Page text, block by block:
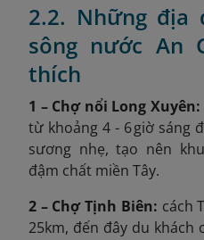
2.2. Những địa
sông nước An
thích
1 – Chợ nổi Long Xuyên:
từ khoảng 4 - 6 giờ sáng
sương nhẹ, tạo nên
đậm chất miền Tây.
2 – Chợ Tịnh Biên: cách
25km, đến đây du